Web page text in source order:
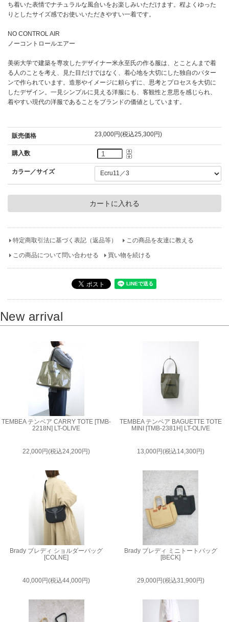
ち着いた表情でナチュラルな風合いをお楽しみいただけます。程よくゆった
りとしたサイズ感でお使いいただきやすい一着です。
NO CONTROL AIR
ノーコントロールエアー
美術大学で建築を専攻したデザイナー米永至氏の作る服は、とことんまで着
る人のことを考え、見た目だけではなく、着心地を大切にした独自のパター
ンで作られています。造形やイメージに頼らずに、思考とプロセスを大切に
したデザイン。一見シンプルに見える洋服にも、客観性と意思を感じられ、
着やすい現代の洋服であることをブランドの価値としています。
販売価格 23,000円(税込25,300円)
購入数
カラー／サイズ
特定商取引法に基づく表記（返品等） この商品を友達に教える
この商品について問い合わせる 買い物を続ける
New arrival
TEMBEA テンベア CARRY TOTE [TMB-
2218N] LT-OLIVE
22,000円(税込24,200円)
TEMBEA テンベア BAGUETTE TOTE
MINI [TMB-2381H] LT-OLIVE
13,000円(税込14,300円)
Brady ブレディ ショルダーバッグ
[COLNE]
40,000円(税込44,000円)
Brady ブレディ ミニトートバッグ
[BECK]
29,000円(税込31,900円)